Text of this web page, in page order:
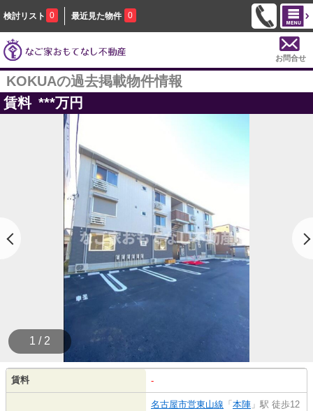
検討リスト 0 最近見た物件 0
お問合せ
KOKUAの過去掲載物件情報
賃料 ***万円
1 / 2
賃料 -
名古屋市営東山線 「 本陣 」駅 徒歩12